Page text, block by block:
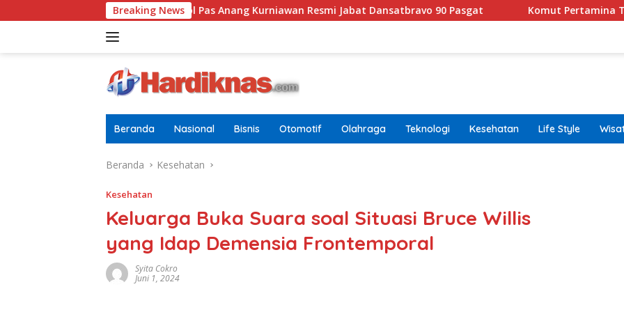
ke
Breaking News
Letkol Pas Anang Kurniawan Resmi Jabat Dansatbravo 90 Pasgat Komut Pertamina Tegaskan Tak
Beranda Nasional Bisnis Otomotif Olahraga Teknologi Kesehatan Life Style
Beranda Kesehatan
Kesehatan
Keluarga Buka Suara soal Situasi Bruce Willis
yang Idap Demensia Frontemporal
Syita Cokro
Juni 1, 2024